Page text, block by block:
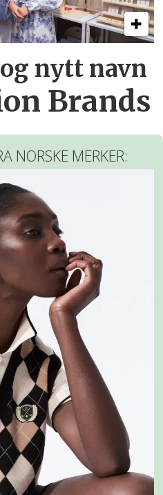
nytt navn
Brands
NORSKE MERKER: